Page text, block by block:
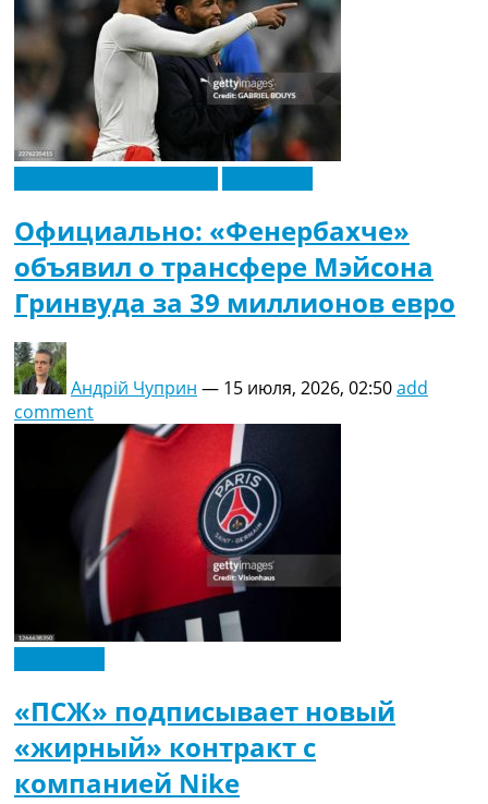
Официально: «Фенербахче»
объявил о трансфере Мэйсона
Гринвуда за 39 миллионов евро
Андрій Чуприн — 15 июля, 2026, 02:50add
comment
«ПСЖ» подписывает новый
«жирный» контракт с
компанией Nike